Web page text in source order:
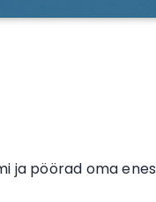
ja pöörad oma